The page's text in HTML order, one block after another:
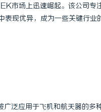
市场上迅速崛起。该公司专
现优异，成为一些关键行
泛应用于飞机和航天器的